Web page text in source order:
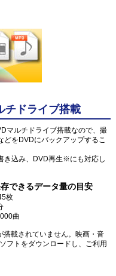
チドライブ搭載
マルチドライブ搭載なので、撮
どをDVDにバックアップするこ
き込み、DVD再生※にも対応し
できるデータ量の目安
枚
曲
載されていません。映画・音
フトをダウンロードし、ご利用